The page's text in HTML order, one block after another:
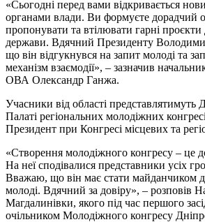
«Сьогодні перед вами відкривається
органами влади. Ви формуєте дорадчий
пропонувати та втілювати гарні
держави. Вдячний Президенту
що він відгукнувся на запит молоді та
механізм взаємодії», – зазначив
ОВА Олександр Ганжа.
Учасники від області представлятимуть
Палаті регіональних молодіжних
Президент при Конгресі місцевих та
«Створення молодіжного конгресу – це
На неї сподівалися представники усіх
Вважаю, що він має стати майданчиком
молоді. Вдячний за довіру», – розповів
Магдалинівки, якого під час першого
очільником Молодіжного конгресу